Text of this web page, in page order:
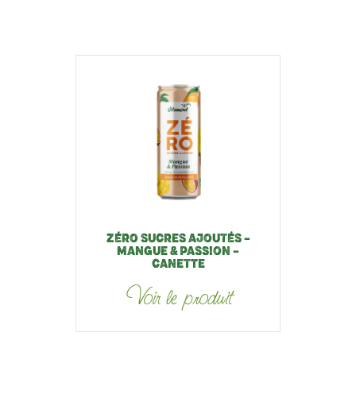
ZÉRO SUCRES AJOUTÉS –
MANGUE & PASSION –
CANETTE
Voir le produit